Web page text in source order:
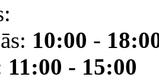
10:00 -
11:00 - 15:00